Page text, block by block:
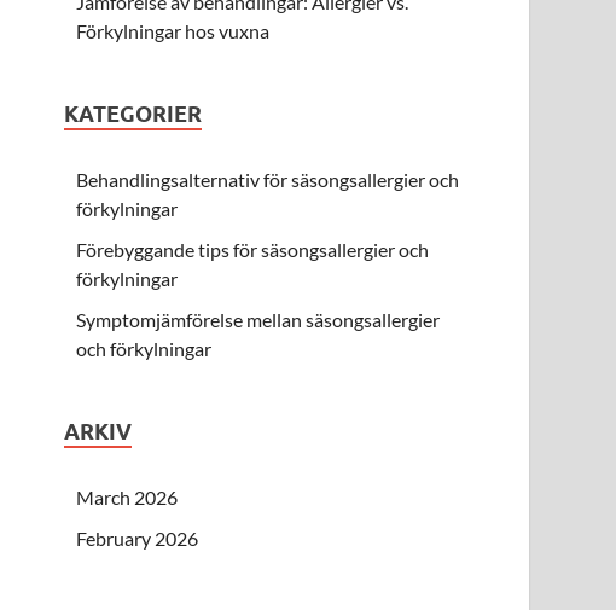
Förkylningar hos vuxna
KATEGORIER
Behandlingsalternativ för säsongsallergier och
förkylningar
Förebyggande tips för säsongsallergier och
förkylningar
Symptomjämförelse mellan säsongsallergier
och förkylningar
ARKIV
March 2026
February 2026